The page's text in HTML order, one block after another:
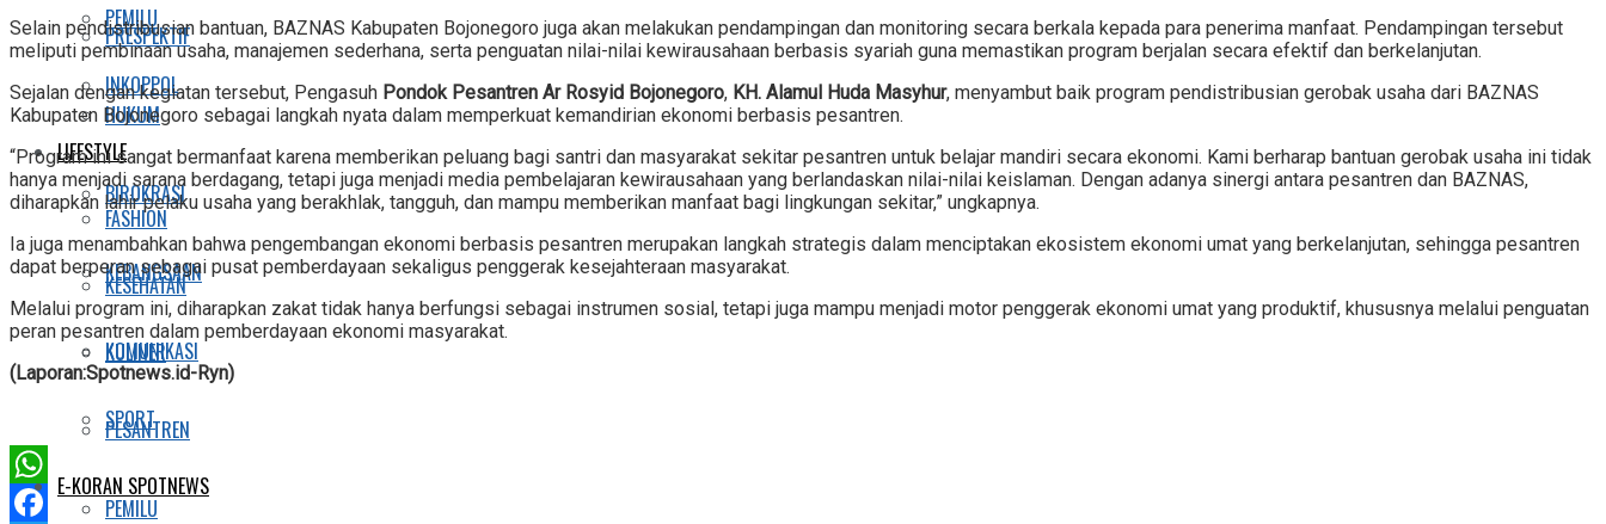
PEMILU
INKOPPOL
LIFESTYLE
FASHION
KESEHATAN
KULINER
SPORT
E-KORAN SPOTNEWS
PRESPEKTIF
HUKUM
BIROKRASI
KEBANGSAAN
KOMUNIKASI
PESANTREN
PEMILU
Selain pendistribusian bantuan, BAZNAS Kabupaten Bojonegoro juga akan melakukan pendampingan dan monitoring secara berkala kepada para penerima manfaat. Pendampingan tersebut
meliputi pembinaan usaha, manajemen sederhana, serta penguatan nilai-nilai kewirausahaan berbasis syariah guna memastikan program berjalan secara efektif dan berkelanjutan.
Sejalan dengan kegiatan tersebut, Pengasuh Pondok Pesantren Ar Rosyid Bojonegoro, KH. Alamul Huda Masyhur, menyambut baik program pendistribusian gerobak usaha dari BAZNAS
Kabupaten Bojonegoro sebagai langkah nyata dalam memperkuat kemandirian ekonomi berbasis pesantren.
“Program ini sangat bermanfaat karena memberikan peluang bagi santri dan masyarakat sekitar pesantren untuk belajar mandiri secara ekonomi. Kami berharap bantuan gerobak usaha ini tidak
hanya menjadi sarana berdagang, tetapi juga menjadi media pembelajaran kewirausahaan yang berlandaskan nilai-nilai keislaman. Dengan adanya sinergi antara pesantren dan BAZNAS,
diharapkan lahir pelaku usaha yang berakhlak, tangguh, dan mampu memberikan manfaat bagi lingkungan sekitar,” ungkapnya.
Ia juga menambahkan bahwa pengembangan ekonomi berbasis pesantren merupakan langkah strategis dalam menciptakan ekosistem ekonomi umat yang berkelanjutan, sehingga pesantren
dapat berperan sebagai pusat pemberdayaan sekaligus penggerak kesejahteraan masyarakat.
Melalui program ini, diharapkan zakat tidak hanya berfungsi sebagai instrumen sosial, tetapi juga mampu menjadi motor penggerak ekonomi umat yang produktif, khususnya melalui penguatan
peran pesantren dalam pemberdayaan ekonomi masyarakat.
(Laporan:Spotnews.id-Ryn)
WhatsApp